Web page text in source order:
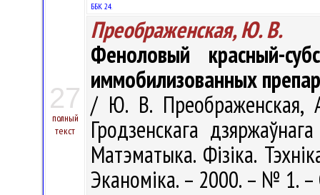
27
полный
текст
ББК 24.
Преображенская, Ю. В.
Феноловый красный-
иммобилизованных
/ Ю. В. Преображенская,
Гродзенскага
Матэматыка. Фізіка.
Эканоміка. – 2000. – № 1.